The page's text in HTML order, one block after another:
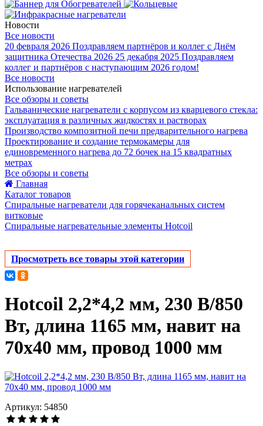
Новости
Все новости
20 февраля 2026 Поздравляем партнёров и коллег с Днём
защитника Отечества 2026 25 декабря 2025 Поздравляем
коллег и партнёров с наступающим 2026 годом!
Все новости
Использование нагревателей
Все обзоры и советы
Гальванические нагреватели с корпусом из кварцевого стекла:
эксплуатация в различных жидкостях и растворах
Производство композитной печи предварительного нагрева
Проектирование и создание термокамеры для
единовременного нагрева до 72 бочек на 15 квадратных
метрах
Все обзоры и советы
Главная
Каталог товаров
Спиральные нагреватели для горячеканальных систем
витковые
Спиральные нагревательные элементы Hotcoil
Просмотреть все товары этой категории
Hotcoil 2,2*4,2 мм, 230 В/850
Вт, длина 1165 мм, навит на
70х40 мм, провод 1000 мм
Артикул: 54850